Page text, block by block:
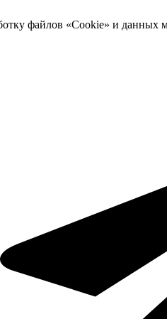
файлов «Cookie» и данных